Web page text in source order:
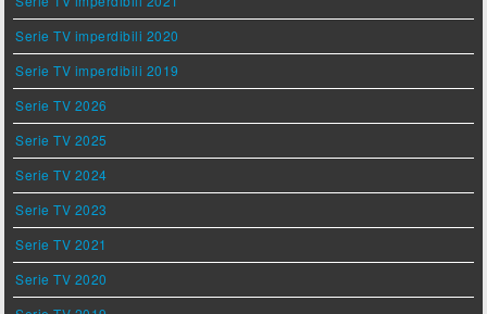
Serie TV imperdibili 2020
Serie TV imperdibili 2019
Serie TV 2026
Serie TV 2025
Serie TV 2024
Serie TV 2023
Serie TV 2021
Serie TV 2020